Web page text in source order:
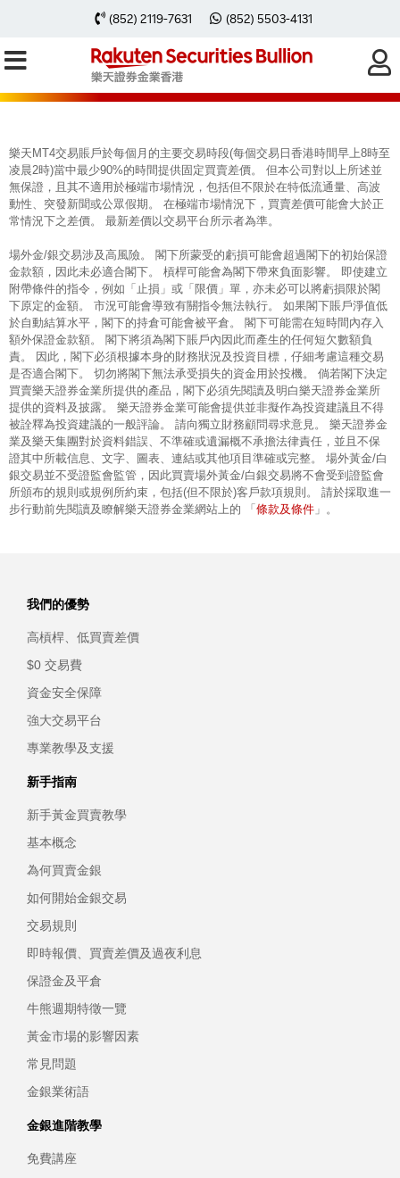
(852) 2119-7631 (852) 5503-4131
每周黃金分析 20251215
樂天MT4交易賬戶於每個月的主要交易時段(每個交易日香港時間早上8時至
凌晨2時)當中最少90%的時間提供固定買賣差價。 但本公司對以上所述並
無保證，且其不適用於極端市場情況，包括但不限於在特低流通量、高波
動性、突發新聞或公眾假期。 在極端市場情況下，買賣差價可能會大於正
常情況下之差價。 最新差價以交易平台所示者為準。
場外金/銀交易涉及高風險。 閣下所蒙受的虧損可能會超過閣下的初始保證
金款額，因此未必適合閣下。 槓桿可能會為閣下帶來負面影響。 即使建立
附帶條件的指令，例如「止損」或「限價」單，亦未必可以將虧損限於閣
下原定的金額。 市況可能會導致有關指令無法執行。 如果閣下賬戶淨值低
於自動結算水平，閣下的持倉可能會被平倉。 閣下可能需在短時間內存入
額外保證金款額。 閣下將須為閣下賬戶內因此而產生的任何短欠數額負
責。 因此，閣下必須根據本身的財務狀況及投資目標，仔細考慮這種交易
是否適合閣下。 切勿將閣下無法承受損失的資金用於投機。 倘若閣下決定
買賣樂天證券金業所提供的產品，閣下必須先閱讀及明白樂天證券金業所
提供的資料及披露。 樂天證券金業可能會提供並非擬作為投資建議且不得
被詮釋為投資建議的一般評論。 請向獨立財務顧問尋求意見。 樂天證券金
業及樂天集團對於資料錯誤、不準確或遺漏概不承擔法律責任，並且不保
證其中所載信息、文字、圖表、連結或其他項目準確或完整。 場外黃金/白
銀交易並不受證監會監管，因此買賣場外黃金/白銀交易將不會受到證監會
所頒布的規則或規例所約束，包括(但不限於)客戶款項規則。 請於採取進一
步行動前先閱讀及瞭解樂天證券金業網站上的 「 條款及條件 」。
我們的優勢
高槓桿、低買賣差價
$0 交易費
資金安全保障
強大交易平台
專業教學及支援
新手指南
新手黃金買賣教學
基本概念
為何買賣金銀
如何開始金銀交易
交易規則
即時報價、買賣差價及過夜利息
保證金及平倉
牛熊週期特徵一覽
黃金市場的影響因素
常見問題
金銀業術語
金銀進階教學
免費講座